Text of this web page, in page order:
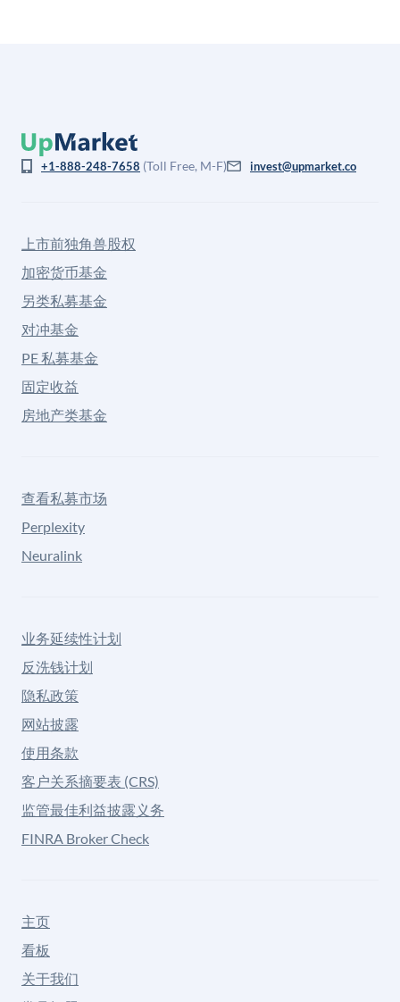
+1-888-248-7658 (Toll Free, M-F) invest@upmarket.co
上市前独角兽股权
加密货币基金
另类私募基金
对冲基金
PE 私募基金
固定收益
房地产类基金
查看私募市场
Perplexity
Neuralink
业务延续性计划
反洗钱计划
隐私政策
网站披露
使用条款
客户关系摘要表 (CRS)
监管最佳利益披露义务
FINRA Broker Check
主页
看板
关于我们